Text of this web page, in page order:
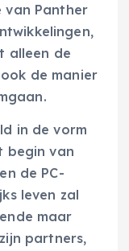
van Panther
alleen de
de manier
in de vorm
begin van
de PC-
leven zal
maar
partners,